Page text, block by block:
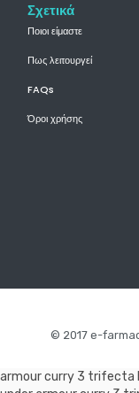
Σχετικά
Ποιοι είμαστε
Πως λειτουργεί
FAQs
Όροι χρήσης
© 2017 e-
armour curry 3 trifecta